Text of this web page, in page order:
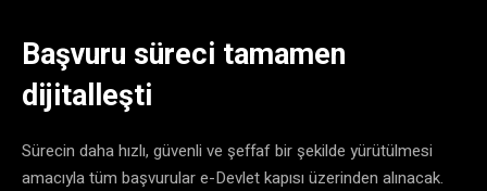
​Başvuru süreci tamamen
dijitalleşti
​Sürecin daha hızlı, güvenli ve şeffaf bir şekilde yürütülmesi
amacıyla tüm başvurular e-Devlet kapısı üzerinden alınacak.